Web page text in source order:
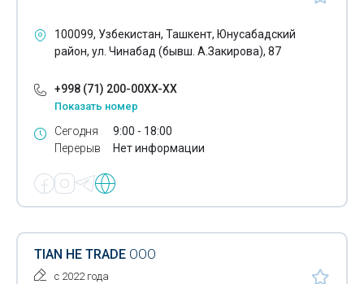
Изотермические фургоны
Краны манипуляторы
Мусоровозы
Рефрижераторы
Самосвалы
Уборочная техника
Эвакуаторы
100099, Узбекистан, Ташкент, Юнусабадский
район, ул. Чинабад (бывш. А.Закирова), 87
+998 (71) 200-00XX-XX
Показать номер
Сегодня
Перерыв
9:00 - 18:00
Нет информации
TIAN HE TRADE ООО
с 2022 года